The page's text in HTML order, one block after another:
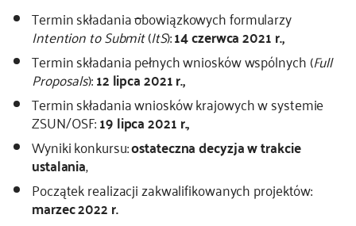
Termin składaniaobowiązkowych formularzy
Intention to Submit(ItS):14 czerwca 2021 r.,
Termin składania pełnych wniosków wspólnych (Full
Proposals):12 lipca 2021 r.,
Termin składania wniosków krajowych w systemie
ZSUN/OSF:19 lipca 2021 r.,
Wyniki konkursu:ostateczna decyzja w trakcie
ustalania,
Początek realizacji zakwalifikowanych projektów:
marzec 2022 r.